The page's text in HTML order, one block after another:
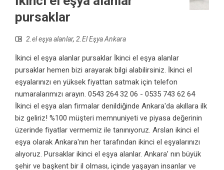
pursaklar
2.el eşya alanlar, 2.El Eşya Ankara
İkinci el eşya alanlar pursaklar İkinci el eşya alanlar
pursaklar hemen bizi arayarak bilgi alabilirsiniz. İkinci el
eşyalarınızı en yüksek fiyattan satmak için telefon
numaralarımızı arayın. 0543 264 32 06 - 0535 743 62 64
İkinci el eşya alan firmalar denildiğinde Ankara'da akıllara ilk
biz geliriz! %100 müşteri memnuniyeti ve piyasa değerinin
üzerinde fiyatlar vermemiz ile tanınıyoruz. Arslan ikinci el
eşya olarak Ankara'nın her tarafından ikinci el eşyalarınızı
alıyoruz. Pursaklar ikinci el eşya alanlar. Ankara’ nın büyük
şehir ve başkent bir il olması, içinde yaşayan insanlar ve